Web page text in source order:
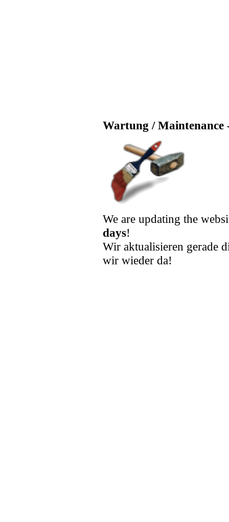
Wartung / Maintenance
We are updating the
days!
Wir aktualisieren gerade
wir wieder da!